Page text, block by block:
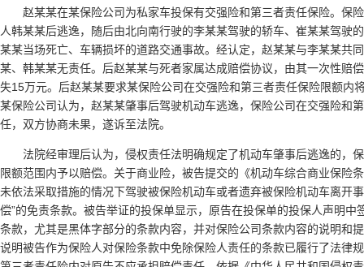
赵某某在某保险公司为私家车投保有交强险和第三者责任保险。保
人韩某某后逃逸，随后由北向南行驶的李某某驾驶的轿车、崔某某驾驶
某某当场死亡、车辆损坏的道路交通事故。经认定，赵某某与李某某共
某、韩某某无责任。后赵某某与死者家属达成赔偿协议，由其一次性赔
失15万元。后赵某某要求某保险公司在交强险和第三者责任保险限额内
某保险公司认为，赵某某肇事后驾驶机动车逃逸，保险公司在交强险和
任，双方协商未果，遂诉至法院。
法院经审理后认为，侵权责任法明确规定了机动车肇事后逃逸的，
限额范围内予以赔偿。关于商业险，被告提交的《机动车综合商业保险
未依法采取措施的情况下驾驶被保险机动车或者遗弃被保险机动车离开
偿”的免责条款。被告举证的投保单显示，原告在投保单的投保人声明中
条款，尤其是黑体字部分的条款内容，并对保险公司条款内容的说明和
说明被告作为保险人对保险条款中免除保险人责任的条款已履行了法律